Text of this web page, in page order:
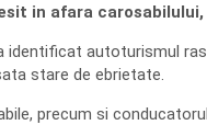
in afara
identificat autoturismul
stare de ebrietate.
precum si